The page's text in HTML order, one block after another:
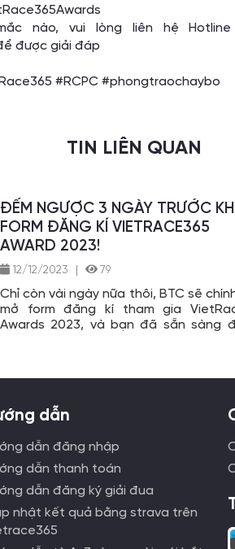
nào, vui lòng liên hệ Hotline
được giải đáp
#RCPC #phongtraochaybo
TIN LIÊN QUAN
ĐẾM NGƯỢC 3 NGÀY TRƯỚC
FORM ĐĂNG KÍ VIETRACE365
AWARD 2023!
12/12/2023 79
Chỉ còn vài ngày nữa thôi, BTC sẽ
mở form đăng kí tham gia
Awards 2023, và bạn đã sẵn sàng
dẫn
dẫn đăng nhập
dẫn thanh toán
dẫn đăng ký giải đua
nhật kết quả bằng strava trên